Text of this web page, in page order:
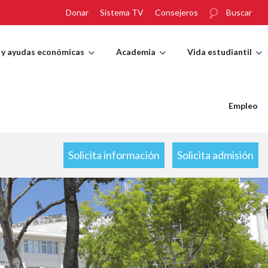
Donar Sistema TV Consejeros Buscar
ayudas económicas Academia Vida estudiantil
Empleo
Solicita información Solicita admisión